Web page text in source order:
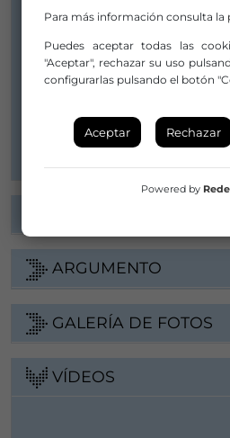
Compañía/Artista:
Agrupación Señor Serrano
info@artrepublic.es
Web
ARGUMENTO
GALERÍA DE FOTOS
VÍDEOS
Para más información consulta la
Puedes aceptar todas las
"Aceptar", rechazar su uso
configurarlas pulsando el botón
Aceptar Rechazar
Powered by